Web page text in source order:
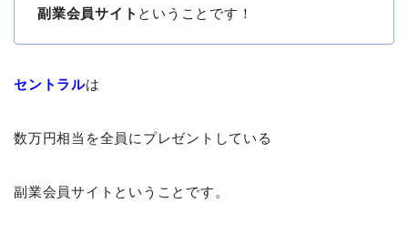
副業会員サイト ということです！
セントラルは
数万円相当を全員にプレゼントしている
副業会員サイトということです。